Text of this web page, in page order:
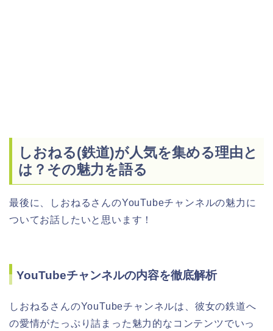
しおねる(鉄道)が人気を集める理由と
は？その魅力を語る
最後に、しおねるさんのYouTubeチャンネルの魅力に
ついてお話したいと思います！
YouTubeチャンネルの内容を徹底解析
しおねるさんのYouTubeチャンネルは、彼女の鉄道へ
の愛情がたっぷり詰まった魅力的なコンテンツでいっ